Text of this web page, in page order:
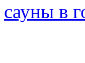
сауны в